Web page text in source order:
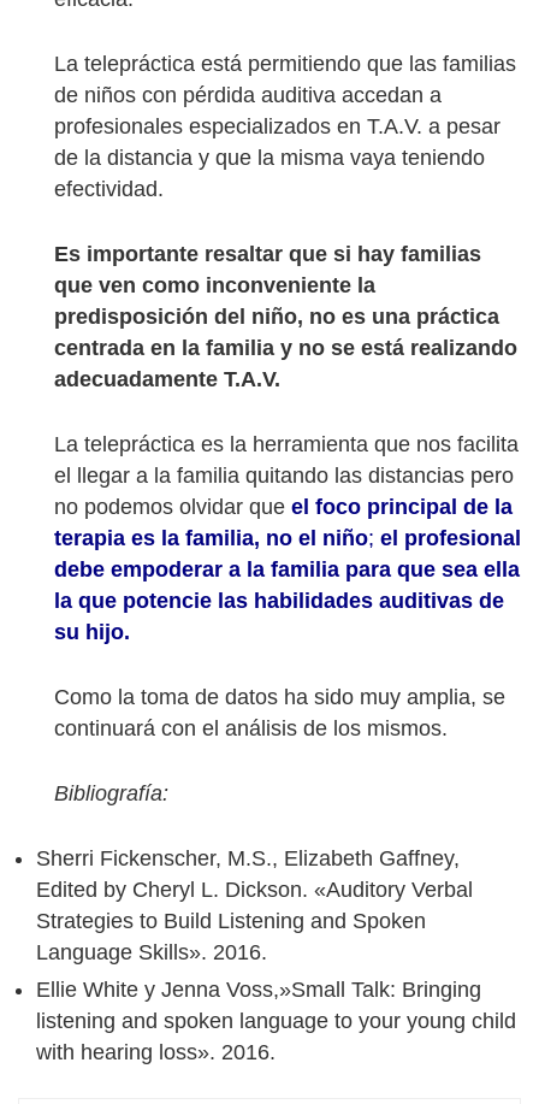
La telepráctica está permitiendo que las familias
de niños con pérdida auditiva accedan a
profesionales especializados en T.A.V. a pesar
de la distancia y que la misma vaya teniendo
efectividad.
Es importante resaltar que si hay familias
que ven como inconveniente la
predisposición del niño, no es una práctica
centrada en la familia y no se está realizando
adecuadamente T.A.V.
La telepráctica es la herramienta que nos facilita
el llegar a la familia quitando las distancias pero
no podemos olvidar que el foco principal de la
terapia es la familia, no el niño; el profesional
debe empoderar a la familia para que sea ella
la que potencie las habilidades auditivas de
su hijo.
Como la toma de datos ha sido muy amplia, se
continuará con el análisis de los mismos.
Bibliografía:
Sherri Fickenscher, M.S., Elizabeth Gaffney,
Edited by Cheryl L. Dickson. «Auditory Verbal
Strategies to Build Listening and Spoken
Language Skills». 2016.
Ellie White y Jenna Voss,»Small Talk: Bringing
listening and spoken language to your young child
with hearing loss». 2016.